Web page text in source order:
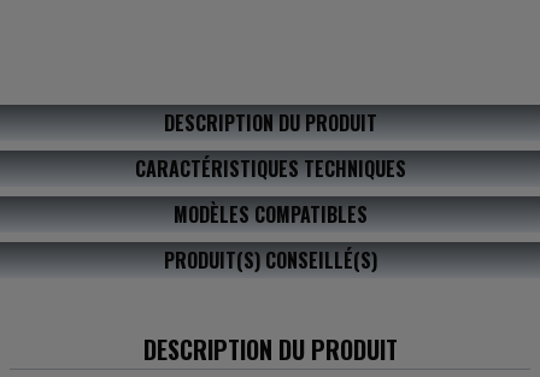
DESCRIPTION DU PRODUIT
CARACTÉRISTIQUES TECHNIQUES
MODÈLES COMPATIBLES
PRODUIT(S) CONSEILLÉ(S)
DESCRIPTION DU PRODUIT